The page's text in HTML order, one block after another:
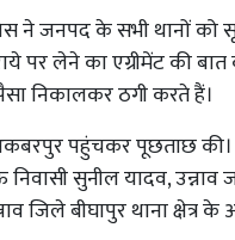
जनपद के सभी थानों को
पर लेने का एग्रीमेंट की
निकालकर ठगी करते हैं।
पहुंचकर पूछताछ
सुनील यादव, उन्नाव
जिले बीघापुर थाना क्षेत्र